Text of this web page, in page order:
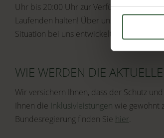
Uhr bis 20:00 Uhr zur Verfügung! ☎
Laufenden halten! Über unsere Online
Situation bei uns entwickelt.
WIE WERDEN DIE
Wir versichern Ihnen, dass der Schutz
Ihnen die Inklusivleistungen wie gewohnt
Bundesregierung finden Sie hier.